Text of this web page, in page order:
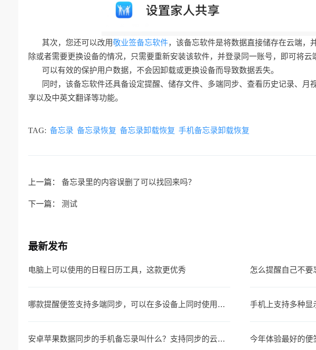
其次，您还可以改用敬业签备忘软件，该备忘软件是将数据直接储存在云端，
除或者需要更换设备的情况，只需要重新安装该软件，并登录同一账号，即可将云
可以有效的保护用户数据，不会因卸载或更换设备而导致数据丢失。
同时，该备忘软件还具备设定提醒、储存文件、多端同步、查看历史记录、月
享以及中英文翻译等功能。
TAG: 备忘录 备忘录恢复 备忘录卸载恢复 手机备忘录卸载恢复
上一篇： 备忘录里的内容误删了可以找回来吗？
下一篇： 测试
最新发布
电脑上可以使用的日程日历工具，这款更优秀
哪款提醒便签支持多端同步，可以在多设备上同时使用的便签 手机上支持多种显
安卓苹果数据同步的手机备忘录叫什么？支持同步的云备忘录 今年体验最好的便